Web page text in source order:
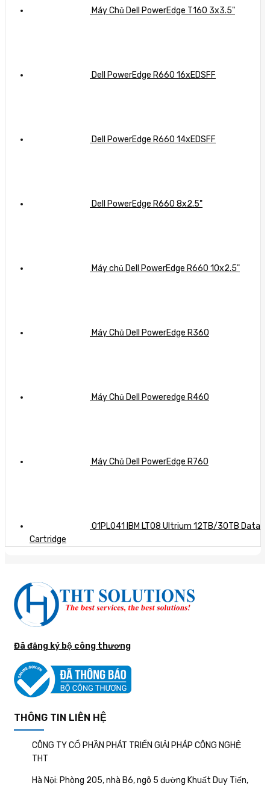
Máy Chủ Dell PowerEdge T160 3x3.5"
Dell PowerEdge R660 16xEDSFF
Dell PowerEdge R660 14xEDSFF
Dell PowerEdge R660 8x2.5"
Máy chủ Dell PowerEdge R660 10x2.5"
Máy Chủ Dell PowerEdge R360
Máy Chủ Dell Poweredge R460
Máy Chủ Dell PowerEdge R760
01PL041 IBM LTO8 Ultrium 12TB/30TB Data
Cartridge
Đã đăng ký bộ công thương
THÔNG TIN LIÊN HỆ
CÔNG TY CỔ PHẦN PHÁT TRIỂN GIẢI PHÁP CÔNG NGHỆ
THT
Hà Nội: Phòng 205, nhà B6, ngõ 5 đường Khuất Duy Tiến,